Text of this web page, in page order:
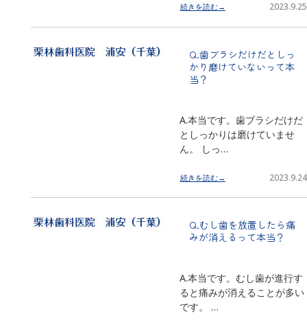
続きを読む→ 2023.9.25
Q.歯ブラシだけだとしっ
かり磨けていないって本
当？
A.本当です。歯ブラシだけだ
としっかりは磨けていませ
ん。 しっ…
続きを読む→ 2023.9.24
Q.むし歯を放置したら痛
みが消えるって本当？
A.本当です。むし歯が進行す
ると痛みが消えることが多い
です。 …